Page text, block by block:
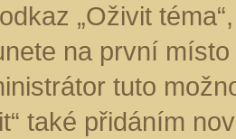
„Oživit
na první
tuto
také přidáním